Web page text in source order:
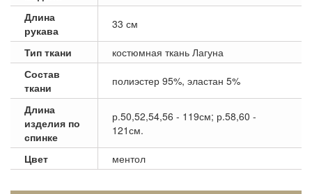
Длина
рукава
33 см
Тип ткани
костюмная ткань Лагуна
Состав
ткани
полиэстер 95%, эластан 5%
Длина
изделия по
спинке
р.50,52,54,56 - 119см; р.58,60 -
121см.
Цвет ментол